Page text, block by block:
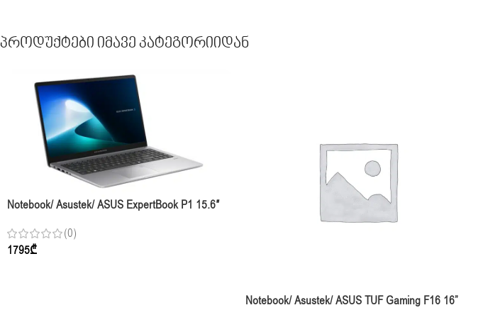
Პროდუქტები Იმავე Კატეგორიიდან
Notebook/ Asustek/ ASUS ExpertBook P1 15.6″
Graphics
(0)
1795₾
Notebook/ Asustek/ ASUS TUF Gaming F16 16”